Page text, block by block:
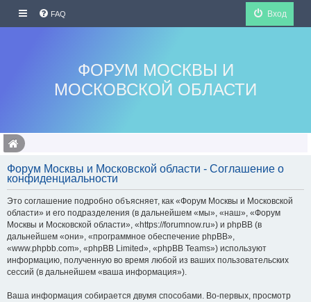
FAQ Вход
ФОРУМ МОСКВЫ И
МОСКОВСКОЙ ОБЛАСТИ
Форум Москвы и Московской области - Соглашение о
конфиденциальности
Это соглашение подробно объясняет, как «Форум Москвы и Московской
области» и его подразделения (в дальнейшем «мы», «наш», «Форум
Москвы и Московской области», «https://forumnow.ru») и phpBB (в
дальнейшем «они», «программное обеспечение phpBB»,
«www.phpbb.com», «phpBB Limited», «phpBB Teams») используют
информацию, полученную во время любой из ваших пользовательских
сессий (в дальнейшем «ваша информация»).
Ваша информация собирается двумя способами. Во-первых, просмотр